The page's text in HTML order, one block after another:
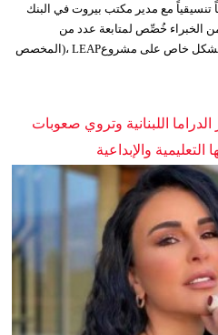
تنسيقياً مع مدير مكتب بيروت في البنك
الخبراء خُصِّص لمتابعة عدد من
المشاريع قيد التنفيذ، وجرى التركيز بشكل خاص على مشروعLEAP ،(المخصص
اللبنانية وتروي صعوبات
التعليمية والإبداعية